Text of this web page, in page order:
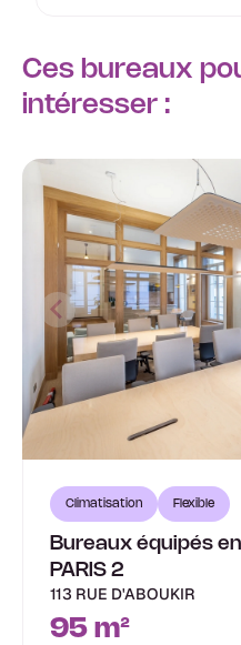
Ces bureaux
intéresser :
Climatisation Flexible
Bureaux équipés
PARIS 2
113 RUE D'ABOUKIR
95 m²